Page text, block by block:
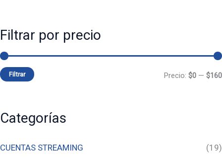
Filtrar por precio
Filtrar Precio: $0 — $160
Categorías
CUENTAS STREAMING
(19)